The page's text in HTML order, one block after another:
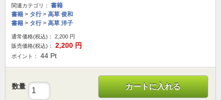
関連カテゴリ：
書籍
書籍 > タ行> 高草 俊和
書籍 > タ行> 高草 洋子
通常価格(税込)： 2,200 円
販売価格(税込)：
2,200 円
ポイント： 44 Pt
数量 カートに入れる